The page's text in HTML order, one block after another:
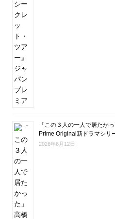
「この３人の一人で居たか
Prime Original新ドラマシリ
2026年6月12日